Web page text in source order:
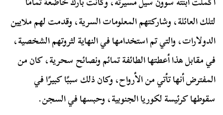
لتلك العائلة، وشاركتهم المعلومات السرية، وقدمت لهم ملايين
الدولارات، والتي تم استخدامها في النهاية لثروتهم الشخصية،
في مقابل هذا أعطتها الطائفة تمائم ونصائح سحرية، كان من
المفترض أنها تأتي من الأرواح، وكان ذلك سببًا كبيرًا في
سقوطها كرئيسة لكوريا الجنوبية، وحبسها في السجن.